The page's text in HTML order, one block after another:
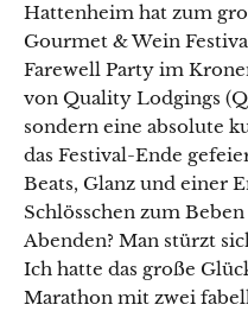
Hattenheim hat zum
Gourmet & Wein
Farewell Party im
von Quality Lodgings
sondern eine absolute
das Festival-Ende
Beats, Glanz und einer
Schlösschen zum
Abenden? Man stürzt
Ich hatte das große
Marathon mit zwei